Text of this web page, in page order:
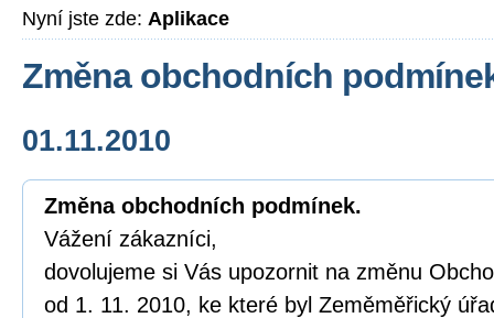
Nyní jste zde: Aplikace
Změna obchodních
01.11.2010
Změna obchodních podmínek.
Vážení zákazníci,
dovolujeme si Vás upozornit na změnu
od 1. 11. 2010, ke které byl Zeměměřický